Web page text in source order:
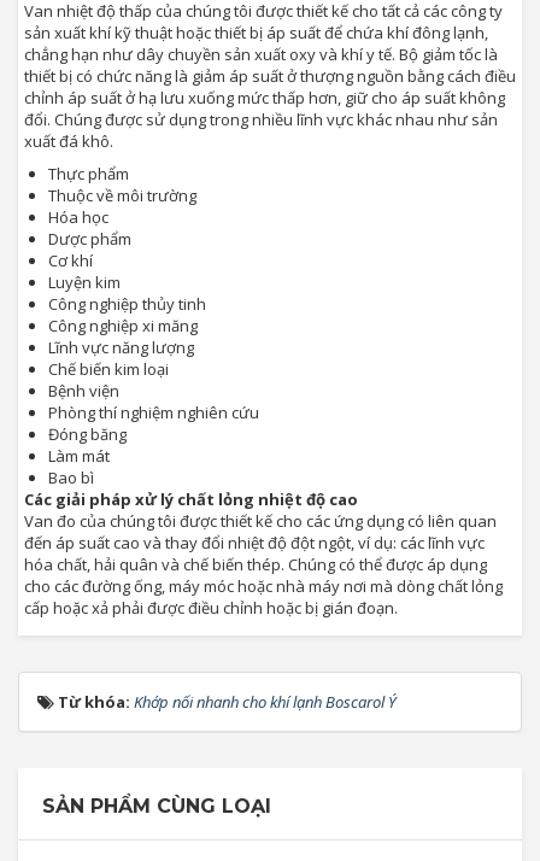
Van nhiệt độ thấp của chúng tôi được thiết kế cho tất cả các công ty
sản xuất khí kỹ thuật hoặc thiết bị áp suất để chứa khí đông lạnh,
chẳng hạn như dây chuyền sản xuất oxy và khí y tế. Bộ giảm tốc là
thiết bị có chức năng là giảm áp suất ở thượng nguồn bằng cách điều
chỉnh áp suất ở hạ lưu xuống mức thấp hơn, giữ cho áp suất không
đổi. Chúng được sử dụng trong nhiều lĩnh vực khác nhau như sản
xuất đá khô.
Thực phẩm
Thuộc về môi trường
Hóa học
Dược phẩm
Cơ khí
Luyện kim
Công nghiệp thủy tinh
Công nghiệp xi măng
Lĩnh vực năng lượng
Chế biến kim loại
Bệnh viện
Phòng thí nghiệm nghiên cứu
Đóng băng
Làm mát
Bao bì
Các giải pháp xử lý chất lỏng nhiệt độ cao
Van đo của chúng tôi được thiết kế cho các ứng dụng có liên quan
đến áp suất cao và thay đổi nhiệt độ đột ngột, ví dụ: các lĩnh vực
hóa chất, hải quân và chế biến thép. Chúng có thể được áp dụng
cho các đường ống, máy móc hoặc nhà máy nơi mà dòng chất lỏng
cấp hoặc xả phải được điều chỉnh hoặc bị gián đoạn.
Từ khóa: Khớp nối nhanh cho khí lạnh Boscarol Ý
SẢN PHẨM CÙNG LOẠI